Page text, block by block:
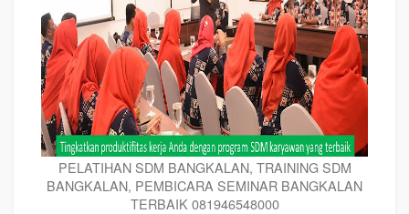
PELATIHAN SDM BANGKALAN, TRAINING SDM
BANGKALAN, PEMBICARA SEMINAR BANGKALAN
TERBAIK 081946548000